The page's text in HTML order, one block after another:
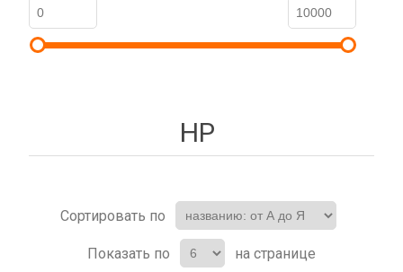
HP
Сортировать по
Показать по на странице